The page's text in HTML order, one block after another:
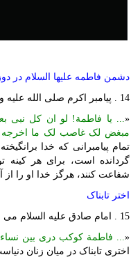
دشمن فاطمه علیها السلام در
14 . پیامبر اکرم صلی الله علیه و آله می فرمایند:
« ... یا فاطمة! لو ان کل نبی
مبغض لک غاصب لک ما اخرجه
تمام پیامبرانی که خدا
گردانده است، برای هر
شفاعت کنند، هرگز خدا او را
اختر تابناک
15 . امام صادق علیه السلام می فرمایند:
« ... فاطمة کوکب دری بین نساء
اختری تابناک در میان زنان